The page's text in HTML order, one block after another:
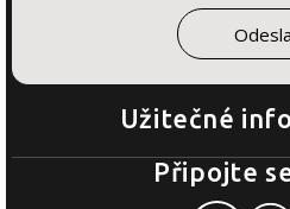
Užitečné
Připojte